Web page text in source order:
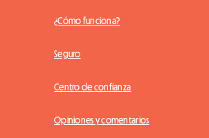
¿Cómo funciona?
Seguro
Centro de confianza
Opiniones y comentarios